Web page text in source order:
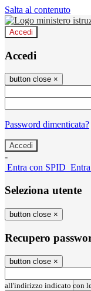
Salta al contenuto
Accedi
Accedi
button close ×
Password dimenticata?
-
Entra con SPID
Seleziona utente
button close ×
Recupero
button close ×
all'indirizzo indicato con